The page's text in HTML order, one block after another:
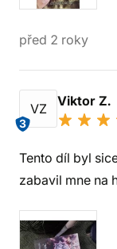
před 2 roky
VZ
3
Viktor Z.
Tento díl byl
zabavil mne na